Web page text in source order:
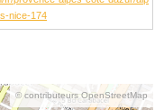
nice-174
© contributeurs OpenStreetMap